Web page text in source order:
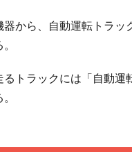
器から、自動運転トラ
トラックには「自動